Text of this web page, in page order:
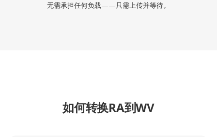
无需承担任何负载——只需上传并等待。
如何转换RA到WV